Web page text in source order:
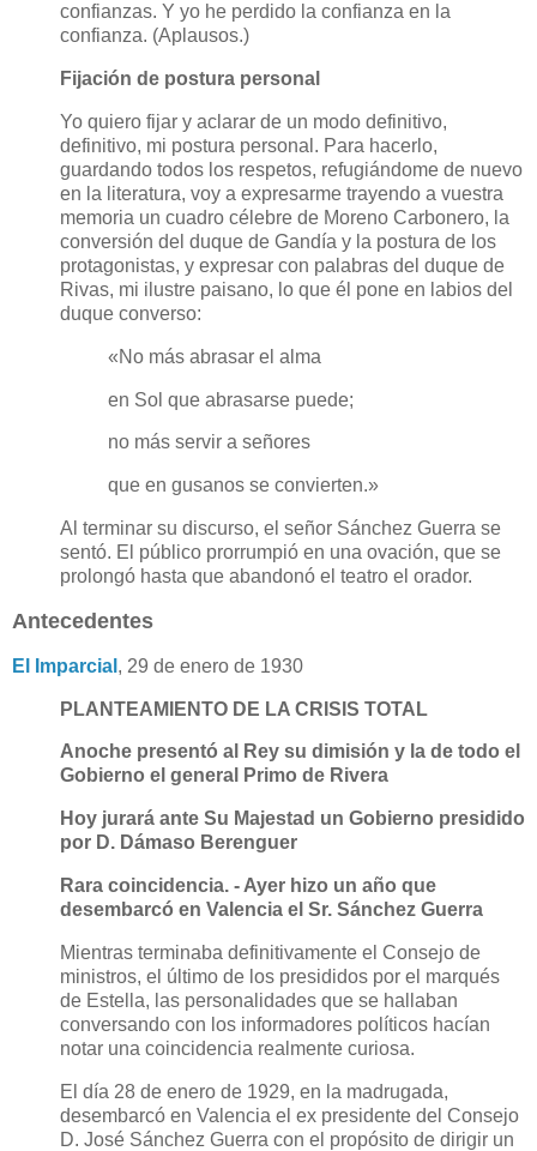
confianzas. Y yo he perdido la confianza en la
confianza. (Aplausos.)
Fijación de postura personal
Yo quiero fijar y aclarar de un modo definitivo,
definitivo, mi postura personal. Para hacerlo,
guardando todos los respetos, refugiándome de nuevo
en la literatura, voy a expresarme trayendo a vuestra
memoria un cuadro célebre de Moreno Carbonero, la
conversión del duque de Gandía y la postura de los
protagonistas, y expresar con palabras del duque de
Rivas, mi ilustre paisano, lo que él pone en labios del
duque converso:
«No más abrasar el alma
en Sol que abrasarse puede;
no más servir a señores
que en gusanos se convierten.»
Al terminar su discurso, el señor Sánchez Guerra se
sentó. El público prorrumpió en una ovación, que se
prolongó hasta que abandonó el teatro el orador.
Antecedentes
El Imparcial , 29 de enero de 1930
PLANTEAMIENTO DE LA CRISIS TOTAL
Anoche presentó al Rey su dimisión y la de todo el
Gobierno el general Primo de Rivera
Hoy jurará ante Su Majestad un Gobierno presidido
por D. Dámaso Berenguer
Rara coincidencia. - Ayer hizo un año que
desembarcó en Valencia el Sr. Sánchez Guerra
Mientras terminaba definitivamente el Consejo de
ministros, el último de los presididos por el marqués
de Estella, las personalidades que se hallaban
conversando con los informadores políticos hacían
notar una coincidencia realmente curiosa.
El día 28 de enero de 1929, en la madrugada,
desembarcó en Valencia el ex presidente del Consejo
D. José Sánchez Guerra con el propósito de dirigir un